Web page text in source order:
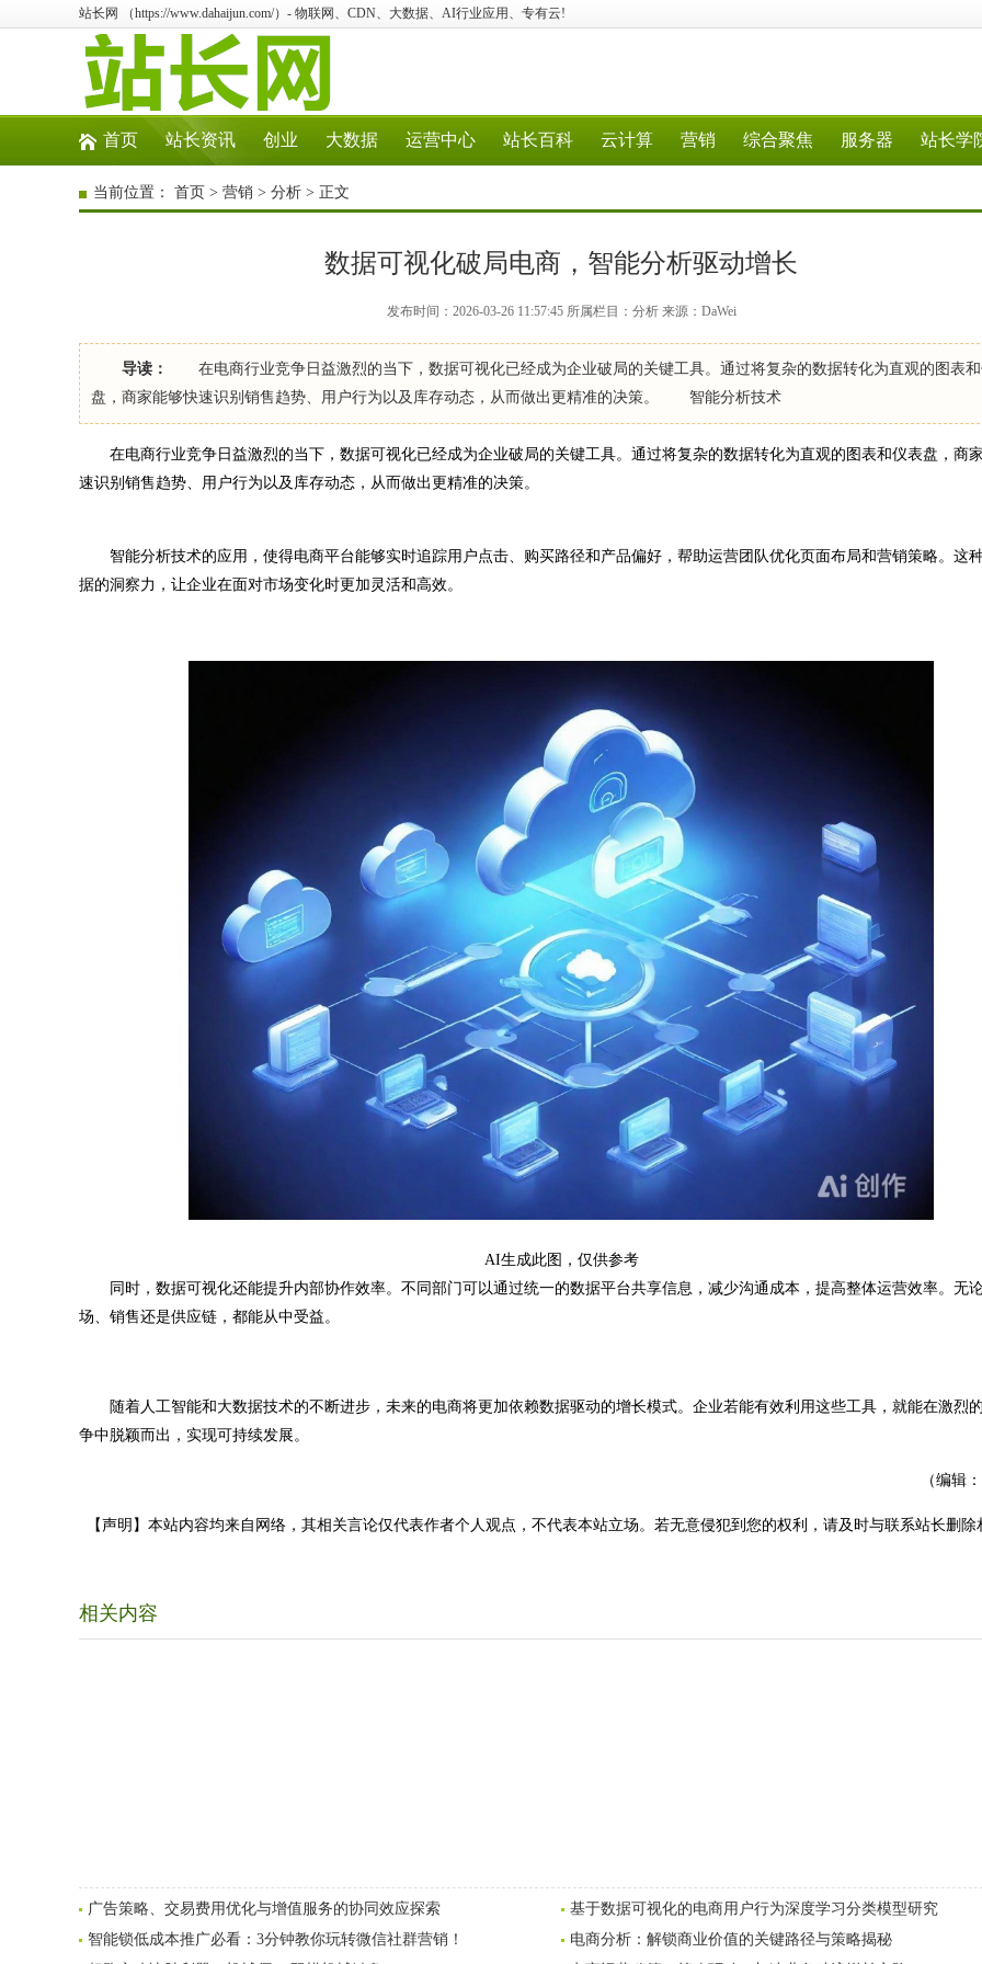
站长网 （https://www.dahaijun.com/）- 物联网、CDN、大数据、AI行业应用、专有云!
首页 站长资讯 创业 大数据 运营中心 站长百科 云计算 营销 综合聚焦 服务器 站长学
当前位置： 首页 > 营销 > 分析 > 正文
数据可视化破局电商，智能分析驱动增长
发布时间：2026-03-26 11:57:45 所属栏目：分析 来源：DaWei
导读：
在电商行业竞争日益激烈的当下，数据可视化已经成为企业破局的关键工具。通过将复杂的数据转化为直观的图表和
盘，商家能够快速识别销售趋势、用户行为以及库存动态，从而做出更精准的决策。 智能分析技术
在电商行业竞争日益激烈的当下，数据可视化已经成为企业破局的关键工具。通过将复杂的数据转化为直观的图表和仪表盘，商
速识别销售趋势、用户行为以及库存动态，从而做出更精准的决策。
智能分析技术的应用，使得电商平台能够实时追踪用户点击、购买路径和产品偏好，帮助运营团队优化页面布局和营销策略。这
据的洞察力，让企业在面对市场变化时更加灵活和高效。
AI生成此图，仅供参考
同时，数据可视化还能提升内部协作效率。不同部门可以通过统一的数据平台共享信息，减少沟通成本，提高整体运营效率。无
场、销售还是供应链，都能从中受益。
随着人工智能和大数据技术的不断进步，未来的电商将更加依赖数据驱动的增长模式。企业若能有效利用这些工具，就能在激烈
争中脱颖而出，实现可持续发展。
（编辑
【声明】本站内容均来自网络，其相关言论仅代表作者个人观点，不代表本站立场。若无意侵犯到您的权利，请及时与联系站长删除
相关内容
广告策略、交易费用优化与增值服务的协同效应探索
基于数据可视化的电商用户行为深度学习分类模型研究
智能锁低成本推广必看：3分钟教你玩转微信社群营销！
电商分析：解锁商业价值的关键路径与策略揭秘